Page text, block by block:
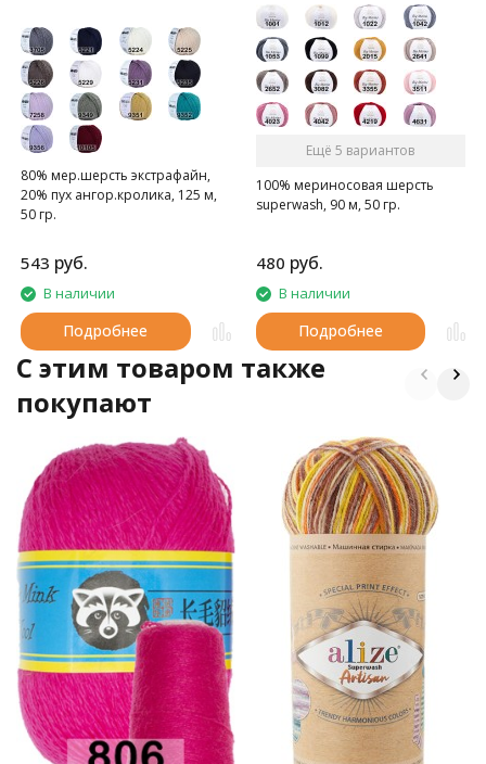
80% мер.шерсть экстрафайн,
20% пух ангор.кролика, 125 м,
50 гр.
543 руб.
В наличии
Подробнее
Ещё 5 вариантов
100% мериносовая шерсть
superwash, 90 м, 50 гр.
480 руб.
В наличии
Подробнее
C этим товаром также
покупают